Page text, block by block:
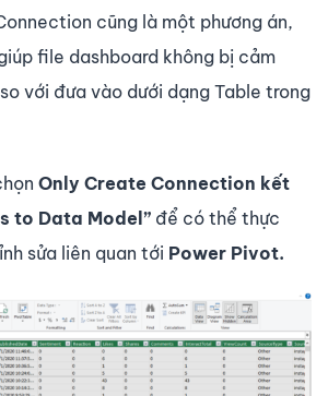
cũng là một phương án,
file dashboard không bị cảm
với đưa vào dưới dạng Table trong
Only Create Connection kết
to Data Model” để có thể thực
sửa liên quan tới Power Pivot.